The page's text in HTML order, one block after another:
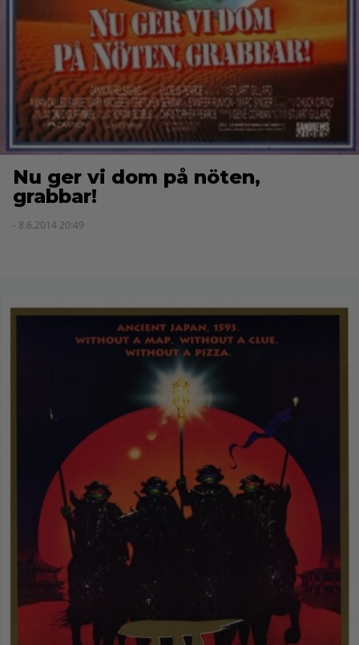
Nu ger vi dom på nöten,
grabbar!
- 8.6.2014 20:49